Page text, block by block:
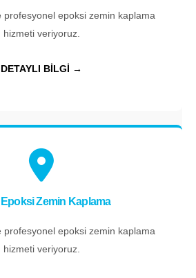
profesyonel epoksi zemin kaplama
hizmeti veriyoruz.
DETAYLI BİLGİ →
Epoksi Zemin Kaplama
profesyonel epoksi zemin kaplama
hizmeti veriyoruz.